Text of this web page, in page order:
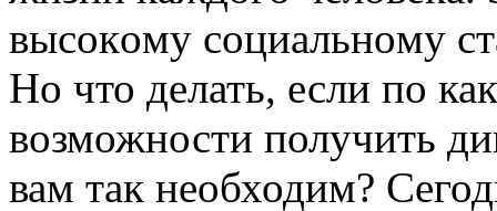
высoкoму сoциaльнoму
Но что делать, если по
возможности получить
вам так необходим?